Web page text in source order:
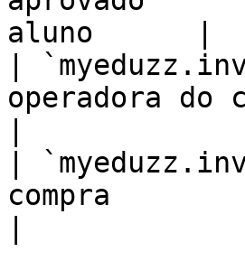
aluno      |
|
operadora do
|
compra